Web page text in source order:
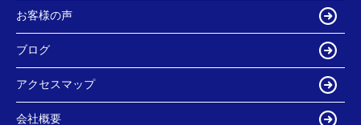
お客様の声
ブログ
アクセスマップ
会社概要